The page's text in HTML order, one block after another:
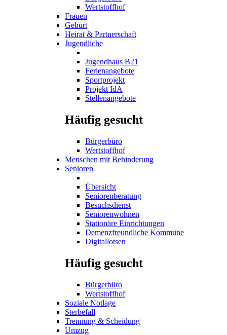
Wertstoffhof
Frauen
Geburt
Heirat & Partnerschaft
Jugendliche
Jugendhaus B21
Ferienangebote
Sportprojekt
Projekt IdA
Stellenangebote
Häufig gesucht
Bürgerbüro
Wertstoffhof
Menschen mit Behinderung
Senioren
Übersicht
Seniorenberatung
Besuchsdienst
Seniorenwohnen
Stationäre Einrichtungen
Demenzfreundliche Kommune
Digitallotsen
Häufig gesucht
Bürgerbüro
Wertstoffhof
Soziale Notlage
Sterbefall
Trennung & Scheidung
Umzug